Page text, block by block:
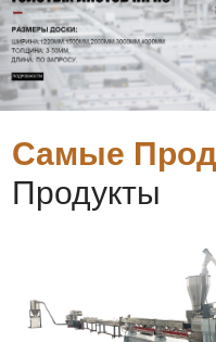
Самые
Продукты